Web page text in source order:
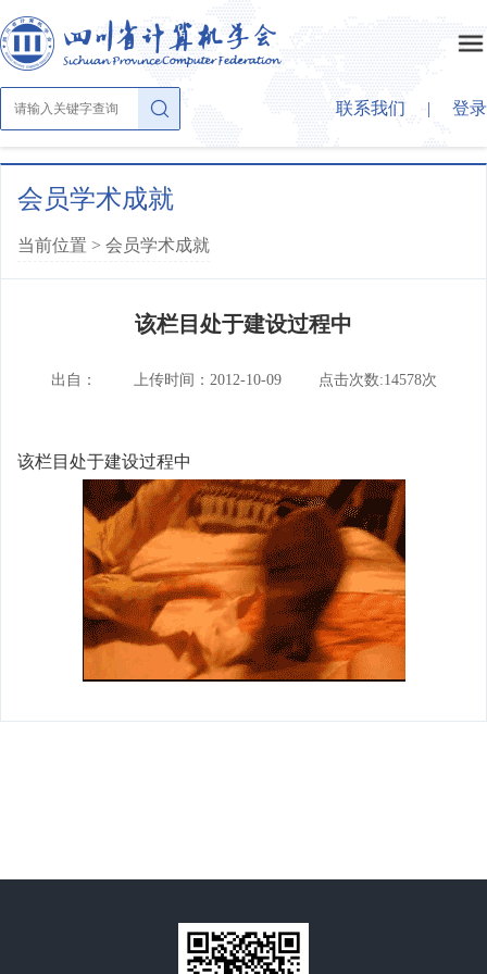
联系我们 | 登录
首页
章法条则
大事纪要
管理团队
智策顾问
学会活动
关注学会
理事会成员
团体会员
个人会员
学会专家团
会员学术成就
会员产权成果
学术论道撷英
会员学术成就
当前位置 > 会员学术成就
该栏目处于建设过程中
出自： 上传时间：2012-10-09 点击次数:14578次
该栏目处于建设过程中